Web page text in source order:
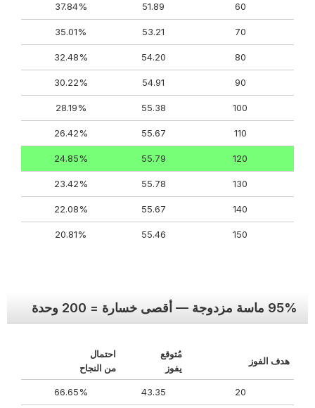
60
51.89
37.84%
70
53.21
35.01%
80
54.20
32.48%
90
54.91
30.22%
100
55.38
28.19%
110
55.67
26.42%
120
55.79
24.85%
130
55.78
23.42%
140
55.67
22.08%
150
55.46
20.81%
95% ماسة مزدوجة — أقصى خسارة = 200 وحدة
هدف الفوز
مُتوقع
يفوز
احتمال
من النجاح
20
43.35
66.65%